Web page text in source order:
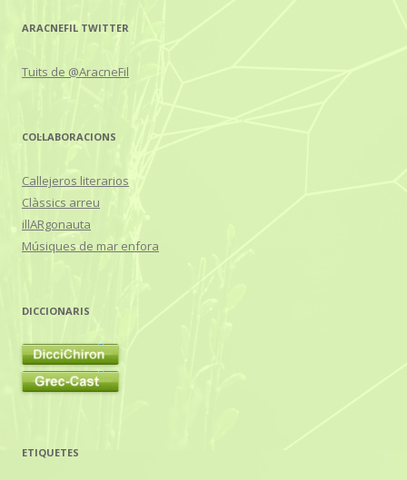
ARACNEFIL TWITTER
Tuits de @AracneFil
COL·LABORACIONS
Callejeros literarios
Clàssics arreu
illARgonauta
Músiques de mar enfora
DICCIONARIS
ETIQUETES